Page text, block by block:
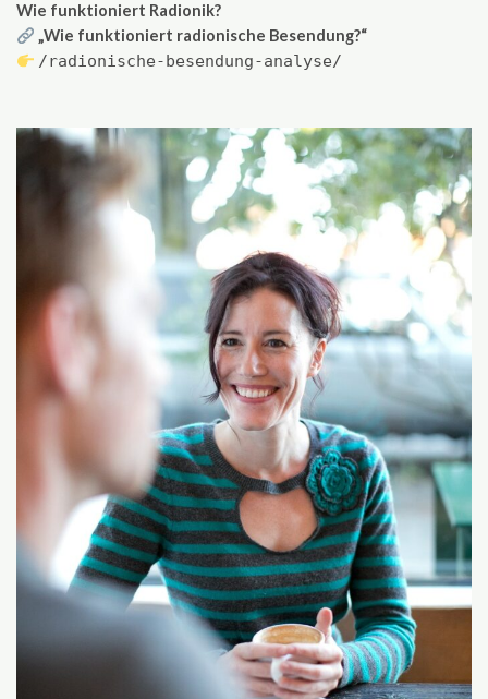
Wie funktioniert Radionik?
„Wie funktioniert radionische Besendung?“
/radionische-besendung-analyse/